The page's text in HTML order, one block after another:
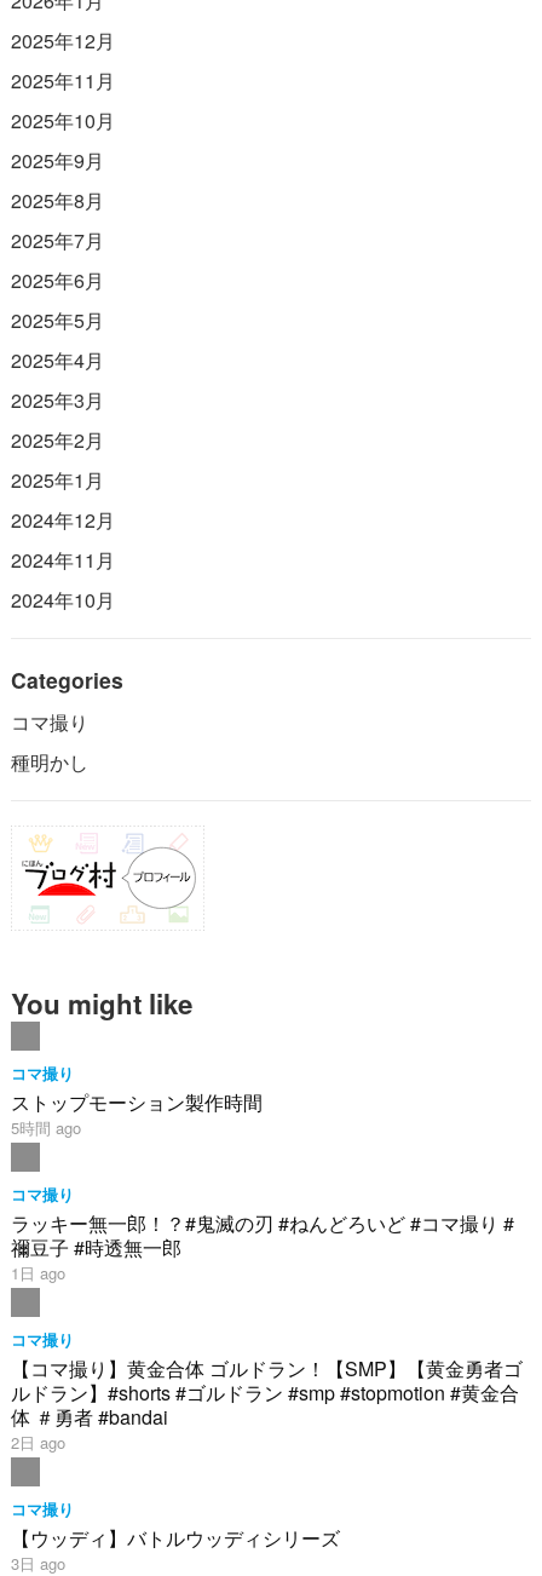
2025年12月
2025年11月
2025年10月
2025年9月
2025年8月
2025年7月
2025年6月
2025年5月
2025年4月
2025年3月
2025年2月
2025年1月
2024年12月
2024年11月
2024年10月
Categories
コマ撮り
種明かし
You might like
コマ撮り
ストップモーション製作時間
5時間 ago
コマ撮り
ラッキー無一郎！？#鬼滅の刃 #ねんどろいど #コマ撮り #
禰豆子 #時透無一郎
1日 ago
コマ撮り
【コマ撮り】黄金合体 ゴルドラン！【SMP】【黄金勇者ゴ
ルドラン】#shorts #ゴルドラン #smp #stopmotion #黄金合
体 ＃勇者 #bandai
2日 ago
コマ撮り
【ウッディ】バトルウッディシリーズ
3日 ago